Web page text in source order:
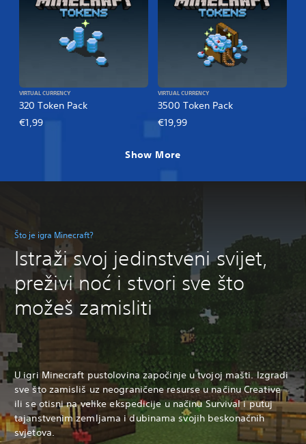
320 Token Pack
VIRTUAL CURRENCY
€1,99
3500 Token Pack
VIRTUAL CURRENCY
€19,99
Show More
Što je igra Minecraft?
Istraži svoj jedinstveni svijet,
preživi noć i stvori sve što
možeš zamisliti
U igri Minecraft pustolovina započinje u tvojoj mašti. Izgradi
sve što zamisliš uz neograničene resurse u načinu Creative
ili se otisni na velike ekspedicije u načinu Survival i putuj
tajanstvenim zemljama i dubinama svojih beskonačnih
svjetova.